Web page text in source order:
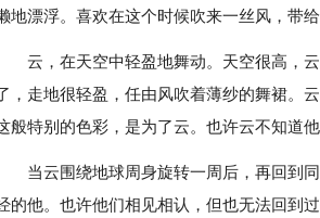
地漂浮。喜欢在这个时候吹来一丝风，带
云，在天空中轻盈地舞动。天空很高，
，走地很轻盈，任由风吹着薄纱的舞裙。
般特别的色彩，是为了云。也许云不知道
当云围绕地球周身旋转一周后，再回到
的他。也许他们相见相认，但也无法回到